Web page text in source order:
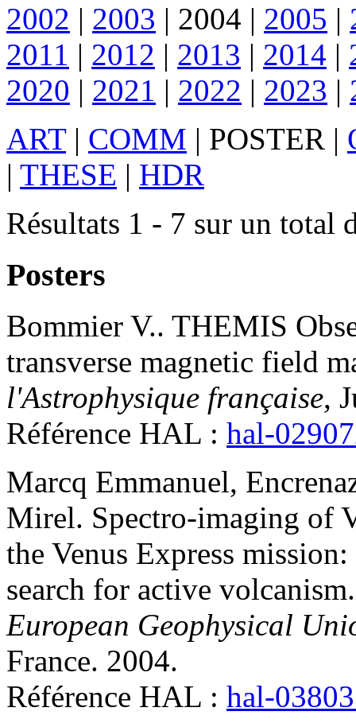
2002 | 2003 | 2004 | 2005 |
2011 | 2012 | 2013 | 2014 |
2020 | 2021 | 2022 | 2023 |
ART| COMM | POSTER |
| THESE | HDR
Résultats 1 - 7 sur un total
Posters
Bommier V.. THEMIS
transverse magnetic field
l'Astrophysique française,
Référence HAL : hal-
Marcq Emmanuel,
Mirel. Spectro-imaging of
the Venus Express
search for active volcanism.
European Geophysical
France. 2004.
Référence HAL : hal-